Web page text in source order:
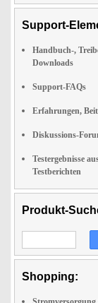
Support-
Handbuch-,
Downloads
Support-FAQs
Erfahrungen,
Diskussions-
Testergebnisse
Testberichten
Produkt-
Shopping: